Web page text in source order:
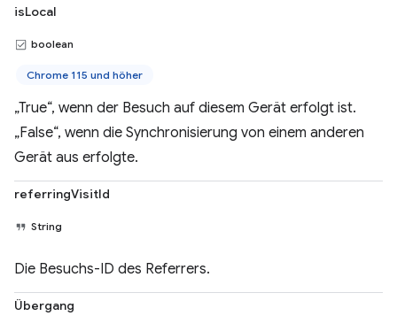
isLocal
boolean
Chrome 115 und höher
„True“, wenn der Besuch auf diesem Gerät erfolgt ist.
„False“, wenn die Synchronisierung von einem anderen
Gerät aus erfolgte.
referringVisitId
String
Die Besuchs-ID des Referrers.
Übergang